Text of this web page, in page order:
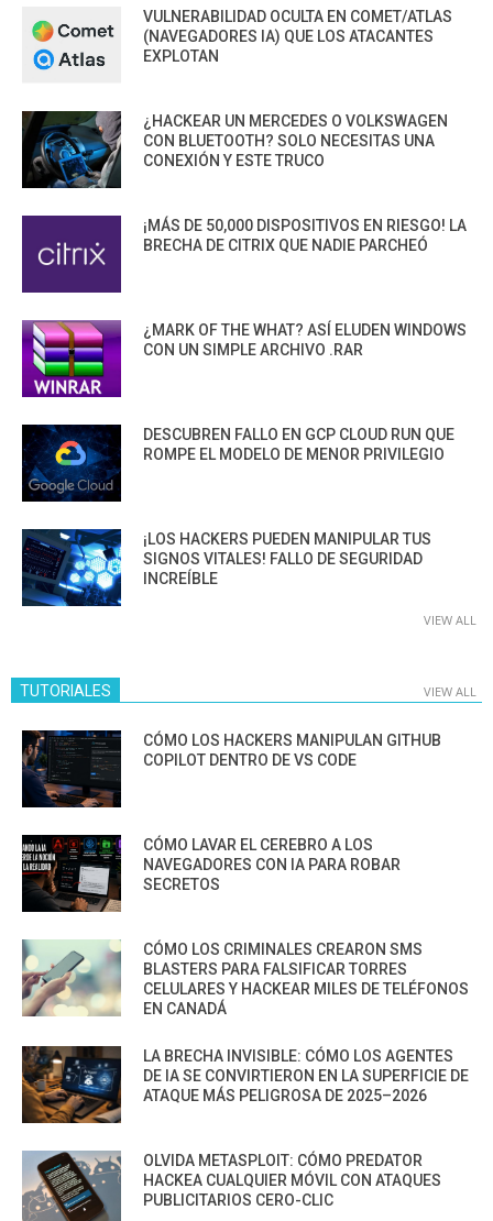
VULNERABILIDAD OCULTA EN COMET/ATLAS
(NAVEGADORES IA) QUE LOS ATACANTES
EXPLOTAN
¿HACKEAR UN MERCEDES O VOLKSWAGEN
CON BLUETOOTH? SOLO NECESITAS UNA
CONEXIÓN Y ESTE TRUCO
¡MÁS DE 50,000 DISPOSITIVOS EN RIESGO! LA
BRECHA DE CITRIX QUE NADIE PARCHEÓ
¿MARK OF THE WHAT? ASÍ ELUDEN WINDOWS
CON UN SIMPLE ARCHIVO .RAR
DESCUBREN FALLO EN GCP CLOUD RUN QUE
ROMPE EL MODELO DE MENOR PRIVILEGIO
¡LOS HACKERS PUEDEN MANIPULAR TUS
SIGNOS VITALES! FALLO DE SEGURIDAD
INCREÍBLE
VIEW ALL
TUTORIALES VIEW ALL
CÓMO LOS HACKERS MANIPULAN GITHUB
COPILOT DENTRO DE VS CODE
CÓMO LAVAR EL CEREBRO A LOS
NAVEGADORES CON IA PARA ROBAR
SECRETOS
CÓMO LOS CRIMINALES CREARON SMS
BLASTERS PARA FALSIFICAR TORRES
CELULARES Y HACKEAR MILES DE TELÉFONOS
EN CANADÁ
LA BRECHA INVISIBLE: CÓMO LOS AGENTES
DE IA SE CONVIRTIERON EN LA SUPERFICIE DE
ATAQUE MÁS PELIGROSA DE 2025–2026
OLVIDA METASPLOIT: CÓMO PREDATOR
HACKEA CUALQUIER MÓVIL CON ATAQUES
PUBLICITARIOS CERO-CLIC